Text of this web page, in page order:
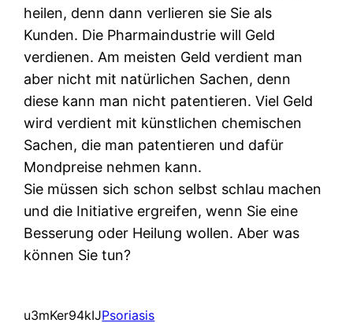
heilen, denn dann verlieren sie Sie als
Kunden. Die Pharmaindustrie will Geld
verdienen. Am meisten Geld verdient man
aber nicht mit natürlichen Sachen, denn
diese kann man nicht patentieren. Viel Geld
wird verdient mit künstlichen chemischen
Sachen, die man patentieren und dafür
Mondpreise nehmen kann.
Sie müssen sich schon selbst schlau machen
und die Initiative ergreifen, wenn Sie eine
Besserung oder Heilung wollen. Aber was
können Sie tun?
u3mKer94kIJPsoriasis